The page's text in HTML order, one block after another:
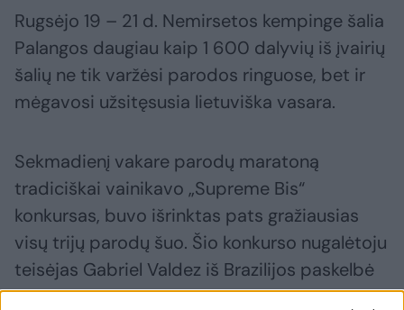
Rugsėjo 19 – 21 d. Nemirsetos kempinge šalia
Palangos daugiau kaip 1 600 dalyvių iš įvairių
šalių ne tik varžėsi parodos ringuose, bet ir
mėgavosi užsitęsusia lietuviška vasara.
Sekmadienį vakare parodų maratoną
tradiciškai vainikavo „Supreme Bis“
konkursas, buvo išrinktas pats gražiausias
visų trijų parodų šuo. Šio konkurso nugalėtoju
teisėjas Gabriel Valdez iš Brazilijos paskelbė
didįjį pudelį Smart Connection Dark Queen iš